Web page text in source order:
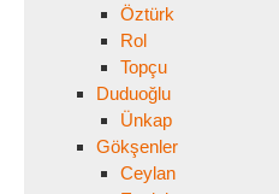
Öztürk
Rol
Topçu
Duduoğlu
Ünkap
Gökşenler
Ceylan